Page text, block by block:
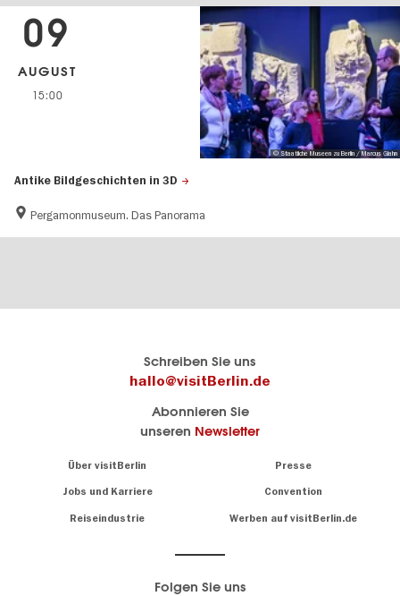
Antike Bildgeschichten in 3D
Pergamonmuseum. Das Panorama
09
AUGUST
15:00
© Staatliche Museen zu Berlin / Marcus Glahn
Schreiben Sie uns
hallo@visitBerlin.de
Abonnieren Sie
unseren Newsletter
Über visitBerlin Presse
Jobs und Karriere Convention
Reiseindustrie Werben auf visitBerlin.de
sind
für Sie da.
Insidertipps
Folgen Sie uns